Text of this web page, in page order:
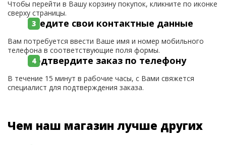
Чтобы перейти в Вашу корзину покупок, кликните по иконке
сверху страницы.
Введите свои контактные данные
Вам потребуется ввести Ваше имя и номер мобильного
телефона в соответствующие поля формы.
Подтвердите заказ по телефону
В течение 15 минут в рабочие часы, с Вами свяжется
специалист для подтверждения заказа.
Чем наш магазин лучше других